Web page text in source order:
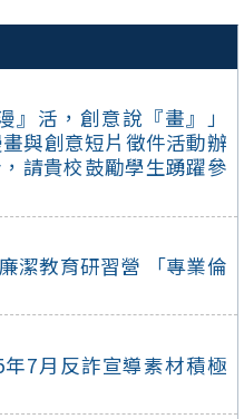
活，創意說『畫』」
與創意短片徵件活動辦
請貴校鼓勵學生踴躍參
潔教育研習營 「專業倫
7月反詐宣導素材積極